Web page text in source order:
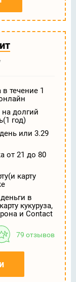
течение 1
долгий
год)
или 3.29
от 21 до 80
карту
в
кукуруза,
и Contact
79 отзывов